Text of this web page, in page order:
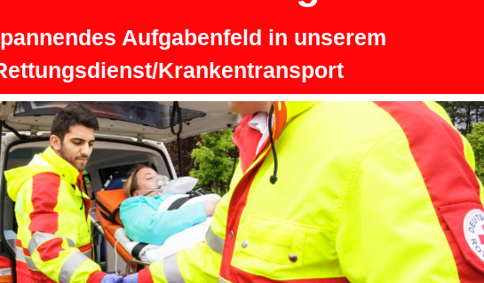
Aufgabenfeld in unserem
Krankentransport